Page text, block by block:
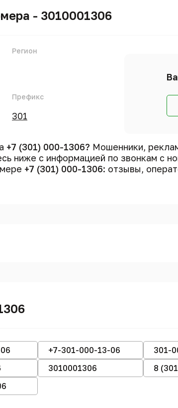
- 3010001306
Регион
Префикс
301
+7 (301) 000-1306? Мошенники,
ниже с информацией по звонкам с
+7 (301) 000-1306: отзывы,
+7-301-000-13-06 301-
3010001306 8